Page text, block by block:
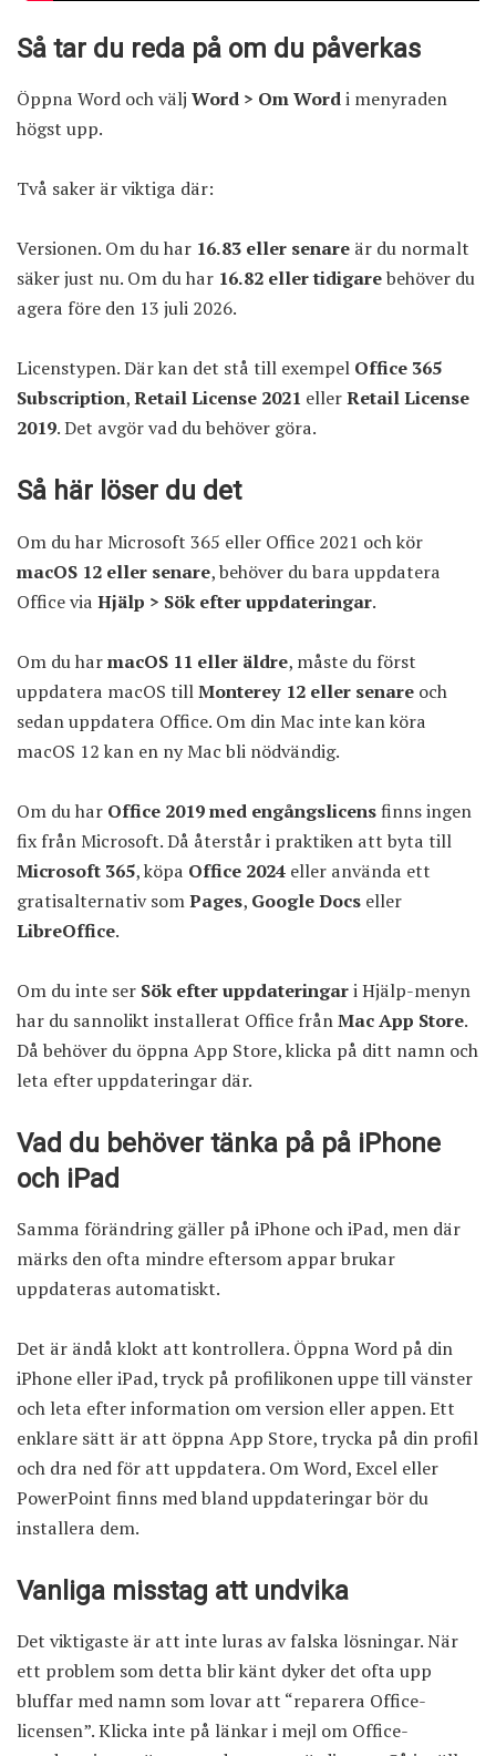
Så tar du reda på om du påverkas
Öppna Word och välj Word > Om Wordi menyraden
högst upp.
Två saker är viktiga där:
Versionen. Om du har 16.83 eller senare är du normalt
säker just nu. Om du har 16.82 eller tidigarebehöver du
agera före den 13 juli 2026.
Licenstypen. Där kan det stå till exempel Office 365
Subscription,Retail License 2021 ellerRetail License
2019. Det avgör vad du behöver göra.
Så här löser du det
Om du har Microsoft 365 eller Office 2021 och kör
macOS 12 eller senare, behöver du bara uppdatera
Office via Hjälp > Sök efter uppdateringar.
Om du harmacOS 11 eller äldre, måste du först
uppdatera macOS tillMonterey 12 eller senare och
sedan uppdatera Office. Om din Mac inte kan köra
macOS 12 kan en ny Mac bli nödvändig.
Om du har Office 2019 med engångslicensfinns ingen
fix från Microsoft. Då återstår i praktiken att byta till
Microsoft 365, köpa Office 2024 eller använda ett
gratisalternativ somPages, Google Docs eller
LibreOffice.
Om du inte ser Sök efter uppdateringari Hjälp-menyn
har du sannolikt installerat Office frånMac App Store.
Då behöver du öppna App Store, klicka på ditt namn och
leta efter uppdateringar där.
Vad du behöver tänka på på iPhone
och iPad
Samma förändring gäller på iPhone och iPad, men där
märks den ofta mindre eftersom appar brukar
uppdateras automatiskt.
Det är ändå klokt att kontrollera. Öppna Word på din
iPhone eller iPad, tryck på profilikonen uppe till vänster
och leta efter information om version eller appen. Ett
enklare sätt är att öppna App Store, trycka på din profil
och dra ned för att uppdatera. Om Word, Excel eller
PowerPoint finns med bland uppdateringar bör du
installera dem.
Vanliga misstag att undvika
Det viktigaste är att inte luras av falska lösningar. När
ett problem som detta blir känt dyker det ofta upp
bluffar med namn som lovar att “reparera Office-
licensen”. Klicka inte på länkar i mejl om Office-